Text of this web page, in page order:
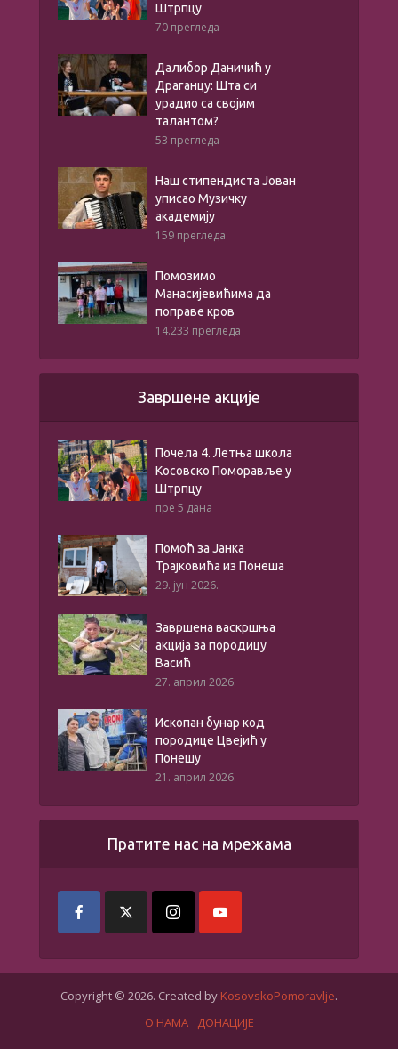
Штрпцу
70 прегледа
Далибор Даничић у
Драганцу: Шта си
урадио са својим
талантом?
53 прегледа
Наш стипендиста Јован
уписао Музичку
академију
159 прегледа
Помозимо
Манасијевићима да
поправе кров
14.233 прегледа
Завршене акције
Почела 4. Летња школа
Косовско Поморавље у
Штрпцу
пре 5 дана
Помоћ за Јанка
Трајковића из Понеша
29. јун 2026.
Завршена васкршња
акција за породицу
Васић
27. април 2026.
Ископан бунар код
породице Цвејић у
Понешу
21. април 2026.
Пратите нас на мрежама
Copyright © 2026. Created by KosovskoPomoravlje.
О НАМА
ДОНАЦИЈЕ